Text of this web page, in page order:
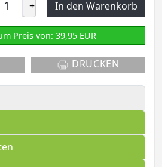
+ In den Warenkorb
Preis von: 39,95 EUR
DRUCKEN